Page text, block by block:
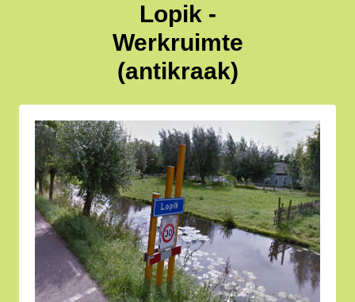
Lopik -
Werkruimte
(antikraak)